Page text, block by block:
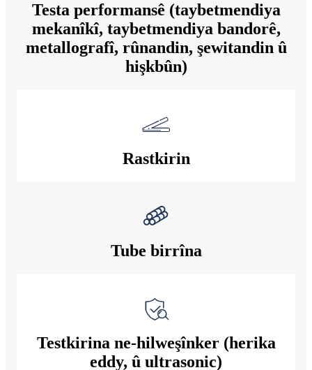
Testa performansê (taybetmendiya
mekanîkî, taybetmendiya bandorê,
metallografî, rûnandin, şewitandin û
hişkbûn)
Rastkirin
Tube birrîna
Testkirina ne-hilweşînker (herika
eddy, û ultrasonic)